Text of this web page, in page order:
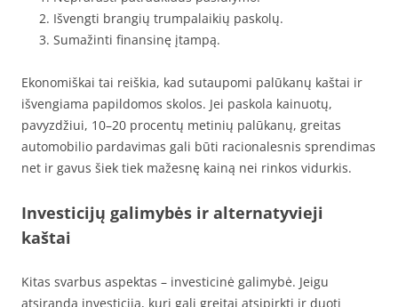
Išvengti brangių trumpalaikių paskolų.
Sumažinti finansinę įtampą.
Ekonomiškai tai reiškia, kad sutaupomi palūkanų kaštai ir
išvengiama papildomos skolos. Jei paskola kainuotų,
pavyzdžiui, 10–20 procentų metinių palūkanų, greitas
automobilio pardavimas gali būti racionalesnis sprendimas
net ir gavus šiek tiek mažesnę kainą nei rinkos vidurkis.
Investicijų galimybės ir alternatyvieji
kaštai
Kitas svarbus aspektas – investicinė galimybė. Jeigu
atsiranda investicija, kuri gali greitai atsipirkti ir duoti